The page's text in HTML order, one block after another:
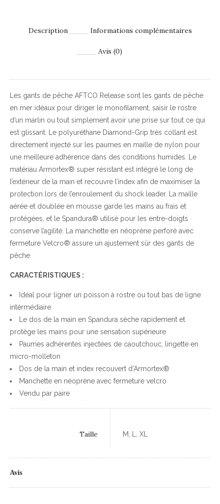
Description Informations complémentaires
Avis (0)
Les gants de pêche AFTCO Release sont les gants de pêche
en mer idéaux pour diriger le monofilament, saisir le rostre
d’un marlin ou tout simplement avoir une prise sur tout ce qui
est glissant. Le polyuréthane Diamond-Grip très collant est
directement injecté sur les paumes en maille de nylon pour
une meilleure adhérence dans des conditions humides. Le
matériau Armortex® super résistant est intégré le long de
l’extérieur de la main et recouvre l’index afin de maximiser la
protection lors de l’enroulement du shock leader. La maille
aérée et doublée en mousse garde les mains au frais et
protégées, et le Spandura® utilisé pour les entre-doigts
conserve l’agilité. La manchette en néoprène perforé avec
fermeture Velcro® assure un ajustement sûr des gants de
pêche.
CARACTÉRISTIQUES :
Idéal pour ligner un poisson à rostre ou tout bas de ligne
intérmédiaire
Le dos de la main en Spandura sèche rapidement et
protège les mains pour une sensation supérieure
Paumes adhérentes injectées de caoutchouc, lingette en
micro-molleton
Dos de la main et index recouvert d’Armortex®
Manchette en néoprène avec fermeture velcro
Vendu par paire
Taille M, L, XL
Avis